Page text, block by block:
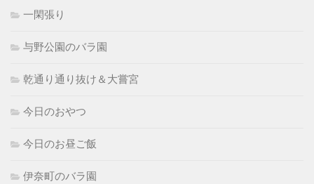
一閑張り
与野公園のバラ園
乾通り通り抜け＆大嘗宮
今日のおやつ
今日のお昼ご飯
伊奈町のバラ園